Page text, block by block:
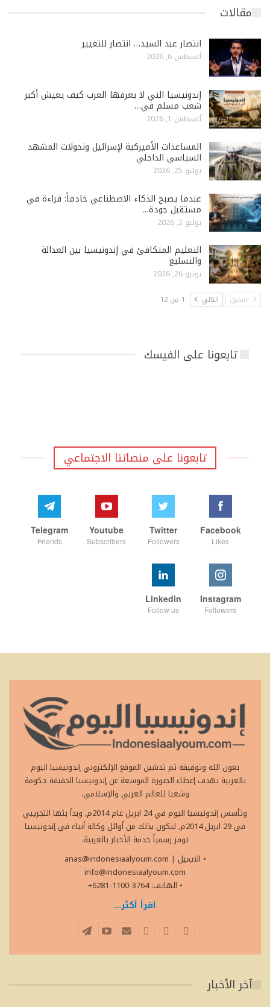
مقالات
انتصار عبد السيد… انتصار للتغيير
أغسطس 6, 2026
إندونيسيا التي لا يعرفها العرب كيف يعيش أكبر
شعب مسلم في…
أغسطس 1, 2026
المساعدات الأميركية لإسرائيل وتحولات المشهد
السياسي الداخلي
يوليو 25, 2026
عندما يصبح الذكاء الاصطناعي خادماً: قراءة في
مستقبل جودة…
يوليو 2, 2026
التعليم المتكافئ في إندونيسيا بين العدالة
والتسليع
يونيو 26, 2026
السابق التالي 1 من 12
تابعونا على الفيسك
تابعونا على منصاتنا الاجتماعي
Facebook
Likes
Twitter
Followers
Youtube
Subscribers
Telegram
Friends
Instagram
Followers
Linkedin
Follow us
بعون الله وتوفيقه تم تدشين الموقع الإلكتروني إندونيسيا اليوم
بالعربية بهدف إعطاء الصورة الموسعة عن إندونيسيا الحقيقة حكومة
وشعبا للعالم العربي والإسلامي.
وتأسس إندونيسيا اليوم في 24 ابريل عام 2014م, وبدأ بثها التجريبي
في 29 ابريل 2014م, لتكون بذلك من أوائل وكالة أنباء في إندونيسيا
توفر رسمياً خدمة الأخبار بالعربية.
• الايميل
anas@indonesiaalyoum.com |
info@indonesiaalyoum.com
• الهاتف: 3764-1100-6281+
اقرأ أكثر...
آخر الأخبار